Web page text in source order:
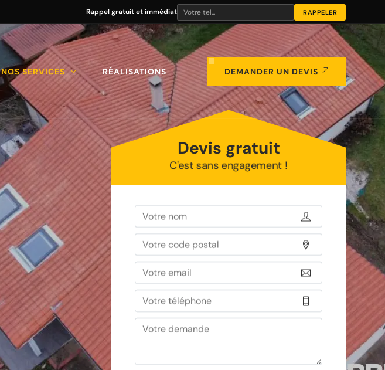
Rappel gratuit et immédiat
NOS SERVICES RÉALISATIONS DEMANDER UN DEVIS
Devis gratuit
C'est sans engagement !